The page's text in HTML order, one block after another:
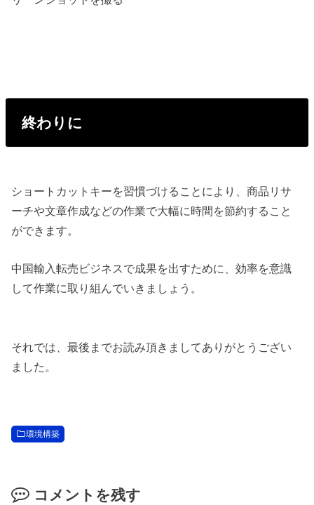
終わりに
ショートカットキーを習慣づけることにより、商品リサ
ーチや文章作成などの作業で大幅に時間を節約すること
ができます。
中国輸入転売ビジネスで成果を出すために、効率を意識
して作業に取り組んでいきましょう。
それでは、最後までお読み頂きましてありがとうござい
ました。
環境構築
コメントを残す